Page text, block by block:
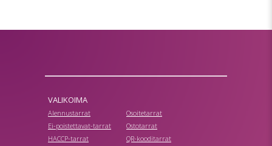
VALIKOIMA
Alennustarrat
Ei-poistettavat-tarrat
HACCP-tarrat
Osoitetarrat
Ostotarrat
QR-kooditarrat